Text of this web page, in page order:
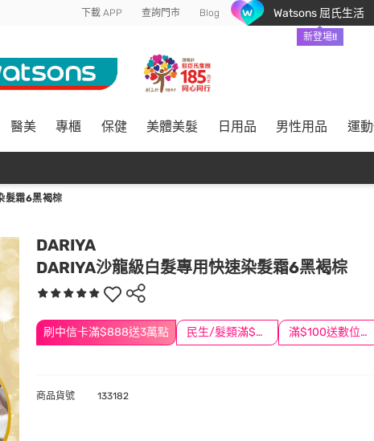
下載 APP 查詢門市 Blog Watsons 屈氏生活
新登場!!
醫美 專櫃 保健 美體美髮 日用品 男性用品 運
髮霜6黑褐棕
DARIYA
DARIYA沙龍級白髮專用快速染髮霜6黑褐棕
刷中信卡滿$888送3萬點 民生/髮類滿$388送舒潔冰巾 滿$100送數位印花
商品貨號 133182